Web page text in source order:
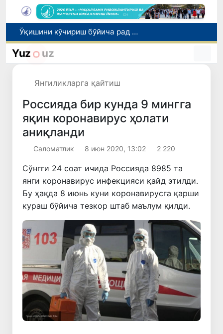
I ва II гуруҳ ногиронлиги бўлган фуқароларга пенсия проактив тарзда тайинланади
Бозорга чиқариладиган барча маҳсулотлар хавфсиз бўлиши шарт
Yuz uz
Янгиликларга қайтиш
Россияда бир кунда 9 мингга
яқин коронавирус ҳолати
аниқланди
Саломатлик 8 июн 2020, 13:02 2 220
Сўнгги 24 соат ичида Россияда 8985 та
янги коронавирус инфекцияси қайд этилди.
Бу ҳақда 8 июнь куни коронавирусга қарши
кураш бўйича тезкор штаб маълум қилди.